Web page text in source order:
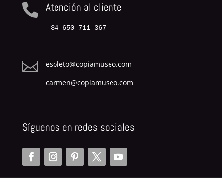
 Atención al cliente
34 650 711 367

esoleto@copiamuseo.com
carmen@copiamuseo.com
Síguenos en redes sociales